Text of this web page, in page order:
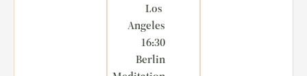
Los
Angeles
16:30
Berlin